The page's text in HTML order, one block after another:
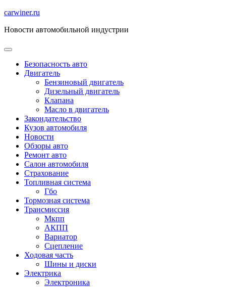
Перейти
содержимому
carwiner.ru
Новости автомобильной индустрии
Безопасность авто
Двигатель
Бензиновый двигатель
Дизельный двигатель
Клапана
Масло в двигатель
Закондательство
Кузов автомобиля
Новости
Обзоры авто
Ремонт авто
Салон автомобиля
Страхование
Топливная система
Гбо
Тормозная система
Трансмиссия
Мкпп
АКПП
Вариатор
Сцепление
Ходовая часть
Шины и диски
Электрика
Электроника